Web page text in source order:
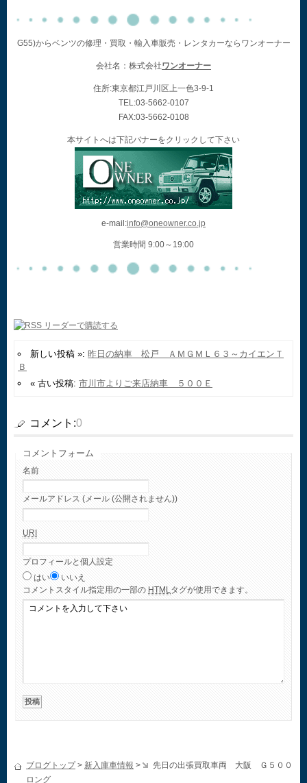
G55)からベンツの修理・買取・輸入車販売・レンタカーならワンオーナー
会社名：株式会社ワンオーナー
住所:東京都江戸川区上一色3-9-1
TEL:03-5662-0107
FAX:03-5662-0108
本サイトへは下記バナーをクリックして下さい
e-mail:info@oneowner.co.jp
営業時間 9:00～19:00
新しい投稿 »: 昨日の納車 松戸 ＡＭＧＭＬ６３～カイエンＴ
Ｂ
« 古い投稿: 市川市よりご来店納車 ５００Ｅ
コメント:0
コメントフォーム
名前
メールアドレス (メール (公開されません))
URI
プロフィールと個人設定
はい
いいえ
コメント スタイル指定用の一部の HTMLタグが使用できます。
ブログトップ> 新入庫車情報 >
先日の出張買取車両 大阪 Ｇ５００
ロング